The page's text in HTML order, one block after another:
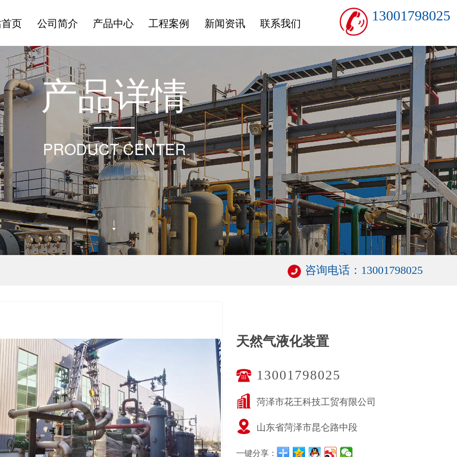
页 公司简介 产品中心 工程案例 新闻资讯 联系我们 13001798025
产品详情
PRODUCT CENTER
咨询电话：13001798025
天然气液化装置
13001798025
菏泽市花王科技工贸有限公司
山东省菏泽市昆仑路中段
一键分享：